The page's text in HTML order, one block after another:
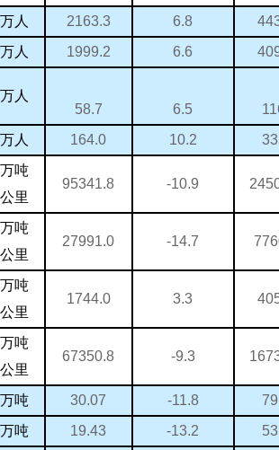
万人 2163.3 6.8
万人 1999.2 6.6
万人
58.7
6.5
万人 164.0 10.2
万吨
公里
95341.8 -10.9
万吨
公里
27991.0 -14.7
万吨
公里
1744.0 3.3
万吨
公里
67350.8 -9.3
万吨 30.07 -11.8
万吨 19.43 -13.2